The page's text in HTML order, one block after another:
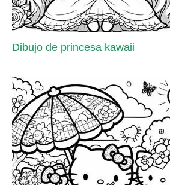
Dibujo de princesa kawaii